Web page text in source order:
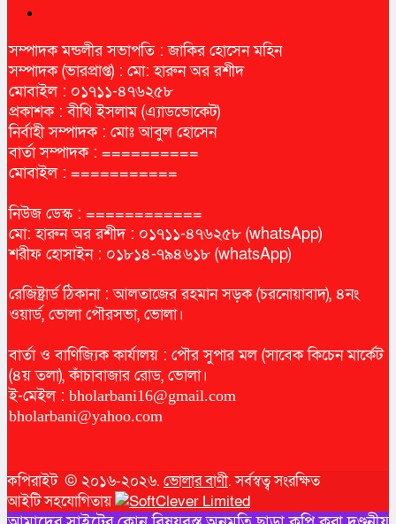
ইসলামী আন্দোলন বাংলাদেশ ভোলা জেলা দক্ষিণের নতুন কমিটি
ঘোষণা
ভোলার দক্ষিণাঞ্চল নৌরুটে ২ লঞ্চ বন্ধ, চরম ভোগান্তিতে যাত্রীরা
ভোলায় মহিষ পালন, ঐতিহ্যের ধারাবাহিকতায় অর্থনৈতিক পুনর্জাগরণ
ঢাকা হতে দেশের ৬৪ জেলা কত কিলোমিটার জেনে নিন